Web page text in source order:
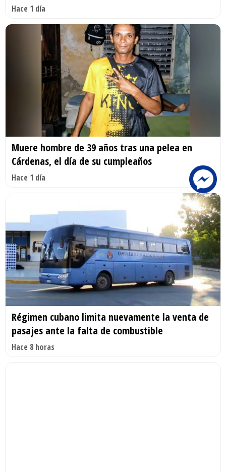
Hace 1 día
Muere hombre de 39 años tras una pelea en
Cárdenas, el día de su cumpleaños
Hace 1 día
Régimen cubano limita nuevamente la venta de
pasajes ante la falta de combustible
Hace 8 horas